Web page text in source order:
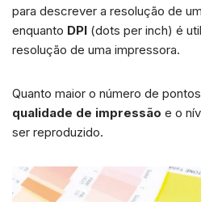
para descrever a resolução de
enquanto DPI (dots per inch) é
resolução de uma impressora.
Quanto maior o número de
qualidade de impressão e o
ser reproduzido.